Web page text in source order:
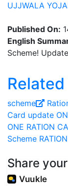
UJJWALA
Published On:
English
Scheme!
scheme
Card update
ONE RATION
Scheme RATION
Share